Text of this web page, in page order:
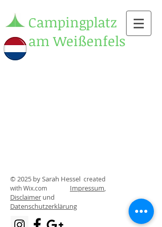
Campingplatz
am Weißenfels
© 2025 by Sarah Hessel created
withWix.com Impressum,
Disclaimer und
Datenschutzerklärung